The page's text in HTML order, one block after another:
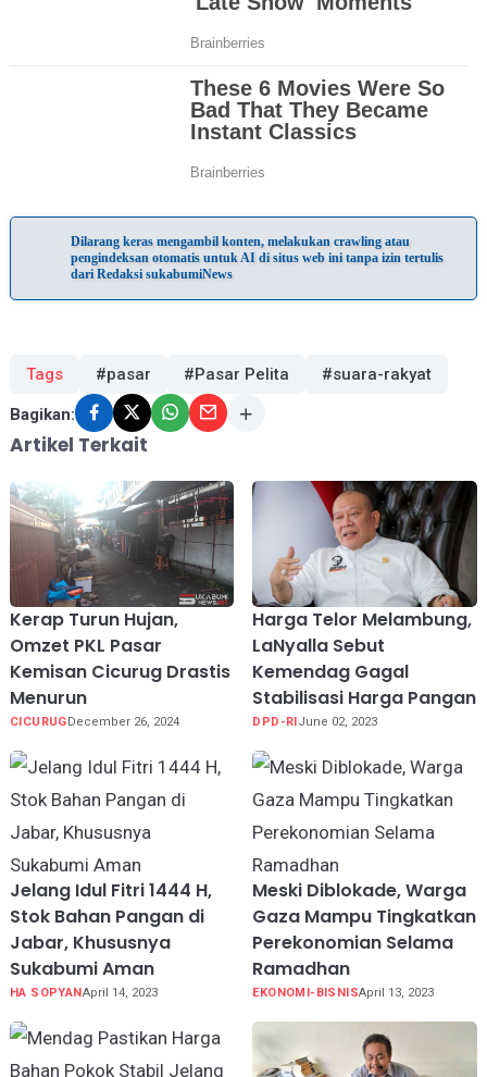
Dilarang keras mengambil konten, melakukan crawling atau
pengindeksan otomatis untuk AI di situs web ini tanpa izin tertulis
dari Redaksi sukabumiNews
Tags #pasar #Pasar Pelita #suara-rakyat
Bagikan:
Artikel Terkait
Kerap Turun Hujan,
Omzet PKL Pasar
Kemisan Cicurug Drastis
Menurun
CICURUG December 26, 2024
Harga Telor Melambung,
LaNyalla Sebut
Kemendag Gagal
Stabilisasi Harga Pangan
DPD-RI June 02, 2023
Jelang Idul Fitri 1444 H,
Stok Bahan Pangan di
Jabar, Khususnya
Sukabumi Aman
HA SOPYANApril 14, 2023
Meski Diblokade, Warga
Gaza Mampu Tingkatkan
Perekonomian Selama
Ramadhan
EKONOMI-BISNISApril 13, 2023